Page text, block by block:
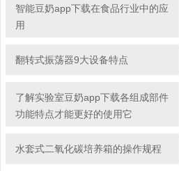
智能豆奶app下载在食品行业中的应
用
翻转式振荡器9大设备特点
了解实验室豆奶app下载各组成部件
功能特点才能更好的使用它
水套式二氧化碳培养箱的操作规程